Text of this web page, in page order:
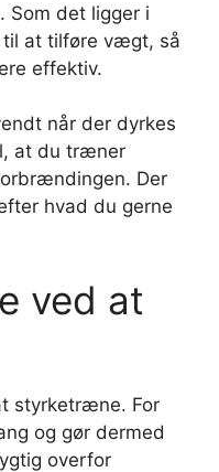
det ligger i
at tilføre vægt, så
effektiv.
når der dyrkes
at du træner
Der
hvad du gerne
ved at
styrketræne. For
og gør dermed
overfor